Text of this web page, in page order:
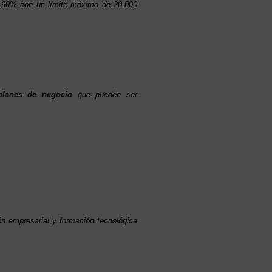
con un límite máximo de 20.000
de negocio que pueden ser
empresarial y formación tecnológica